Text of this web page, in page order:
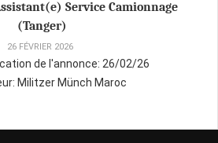
Service Camionnage
(Tanger)
26 FÉVRIER 2026
de l'annonce: 26/02/26
Militzer Münch Maroc